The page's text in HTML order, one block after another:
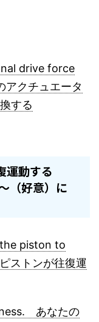
drive force
クチュエータ
する
運動する
（好意）に
piston to
ストンが往復運
あなたの